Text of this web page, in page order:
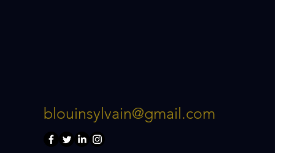
blouinsylvain@gmail.com